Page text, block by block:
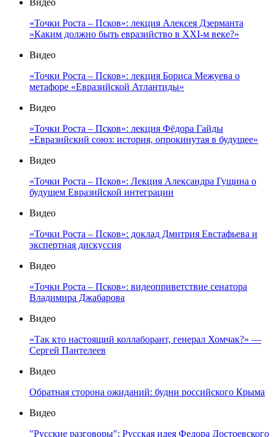
Видео
«Точки Роста – Псков»: лекция Алексея Дзерманта
«Каким должно быть евразийство в XXI-м веке?»
Видео
«Точки Роста – Псков»: лекция Бориса Межуева о
метафоре «Евразийской Атлантиды»
Видео
«Точки Роста – Псков»: лекция Фёдора Гайды
«Евразийский союз: история, опрокинутая в будущее»
Видео
«Точки Роста – Псков»: Лекция Александра Гущина о
будущем Евразийской интеграции
Видео
«Точки Роста – Псков»: доклад Дмитрия Евстафьева и
экспертная дискуссия
Видео
«Точки Роста – Псков»: видеоприветствие сенатора
Владимира Джабарова
Видео
«Так кто настоящий коллаборант, генерал Хомчак?» —
Сергей Пантелеев
Видео
Обратная сторона ожиданий: будни российского Крыма
Видео
"Русские разговоры": Русская идея Федора Достоевского